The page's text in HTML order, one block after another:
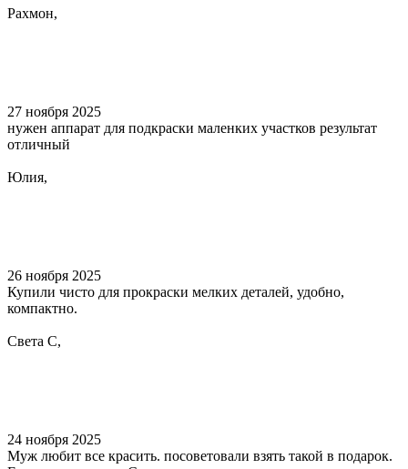
Рахмон,
27 ноября 2025
нужен аппарат для подкраски маленких участков результат
отличный
Юлия,
26 ноября 2025
Купили чисто для прокраски мелких деталей, удобно,
компактно.
Света С,
24 ноября 2025
Муж любит все красить. посоветовали взять такой в подарок.